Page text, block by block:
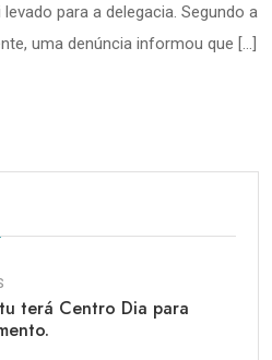
para a delegacia. Segundo a
uma denúncia informou que […]
terá Centro Dia para